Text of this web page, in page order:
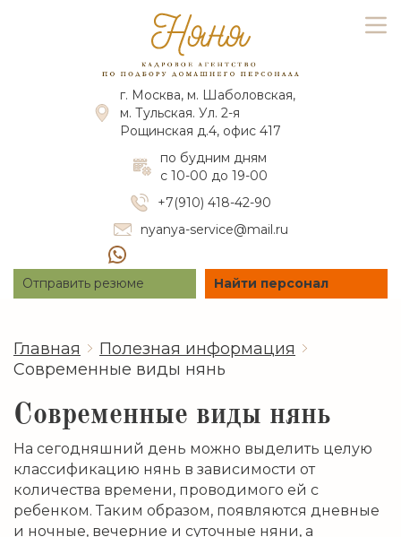
г. Москва, м. Шаболовская,
м. Тульская. Ул. 2-я
Рощинская д.4, офис 417
по будним дням
с 10-00 до 19-00
+7(910) 418-42-90
nyanya-service@mail.ru
Отправить резюме Найти персонал
Главная
Полезная информация
Современные виды нянь
Современные виды нянь
На сегодняшний день можно выделить целую
классификацию нянь в зависимости от
количества времени, проводимого ей с
ребенком. Таким образом, появляются дневные
и ночные, вечерние и суточные няни, а